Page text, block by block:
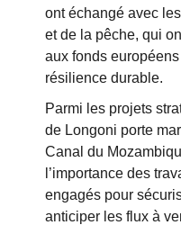
ont échangé avec
et de la pêche, qui
aux fonds
résilience durable.
Parmi les projets
de Longoni porte
Canal du
l’importance des
engagés pour
anticiper les flux à